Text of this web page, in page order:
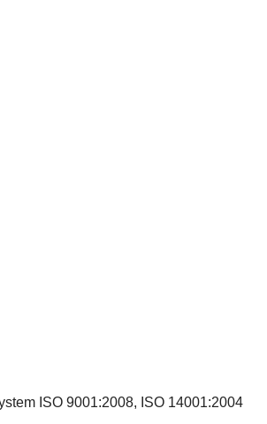
ISO 9001:2008, ISO 14001:2004